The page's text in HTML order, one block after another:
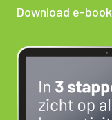
Download e-book